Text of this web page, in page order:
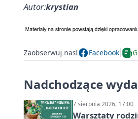
Autor:krystian
Zaobserwuj nas! Facebook
Nadchodzące
7 sierpnia 2026, 17:00
Warsztaty